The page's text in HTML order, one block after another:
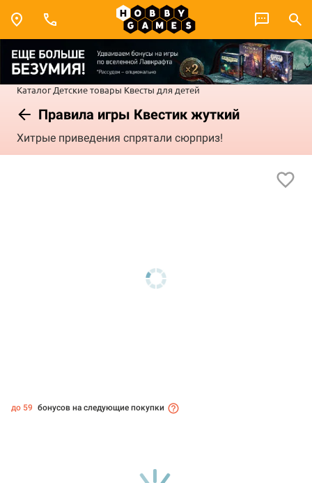
Каталог Детские товары Квесты для детей
Правила игры Квестик жуткий
Хитрые приведения спрятали сюрприз!
до 59 бонусов на следующие покупки